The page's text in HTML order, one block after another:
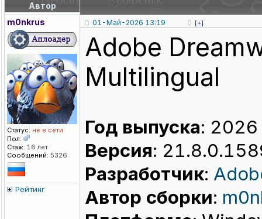
Автор
m0nkrus
Статус: не в сети
Пол:
Стаж: 16 лет
Сообщений: 5326
Рейтинг
01-Май-2026 13:19 0 [+]
Adobe
Multilingual
Год выпуска: 2026
Версия:
Разработчик:
Автор сборки: